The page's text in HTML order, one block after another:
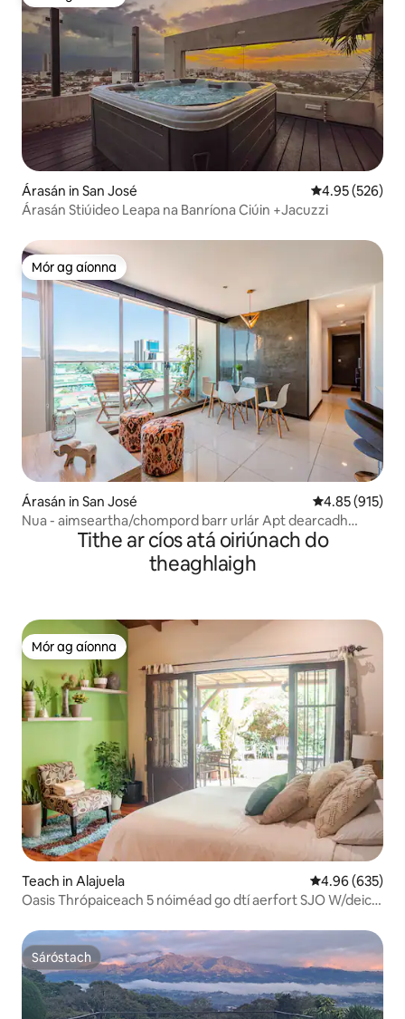
Árasán in San José Meánrátáil
4.95 (526)
Árasán Stiúideo Leapa na Banríona Ciúin +Jacuzzi
Mór ag aíonna
Mór ag aíonna
Árasán in San José Meánrátáil
4.85 (915)
Nua - aimseartha/chompord barr urlár Apt dearcadh
foirfe SabanaTithe ar cíos atá oiriúnach do
theaghlaigh
Mór ag aíonna
Mór ag aíonna
Teach in Alajuela Meánrátáil
4.96 (635)
Oasis Thrópaiceach 5 nóiméad go dtí aerfort SJO W/deic
Sáróstach
Sáróstach